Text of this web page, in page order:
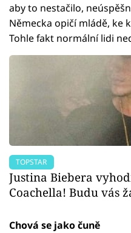
aby to nestačilo,
Německa opičí mládě, ke
Tohle fakt normální lidi
TOPSTAR
Justina Biebera
Coachella! Budu vás
Chová se jako čuně